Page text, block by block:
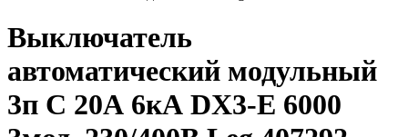
Выключатель
автоматический модульный
3п C 20А 6кА DX3-E 6000